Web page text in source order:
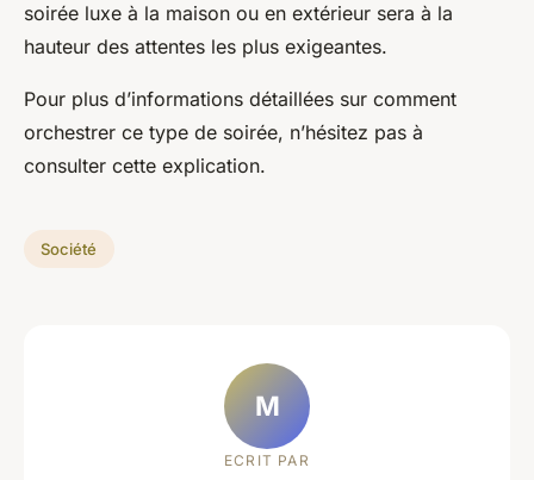
soirée luxe à la maison ou en extérieur sera à la
hauteur des attentes les plus exigeantes.
Pour plus d’informations détaillées sur comment
orchestrer ce type de soirée, n’hésitez pas à
consulter cette explication.
Société
M
ECRIT PAR